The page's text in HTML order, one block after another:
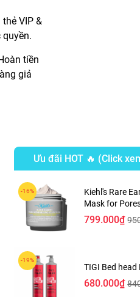
VIP &
tiền
giả
Ưu đãi HOT 🔥 (Click
Kiehl's Rare
Mask for
Texture
799.000₫
TIGI Bed
680.000₫